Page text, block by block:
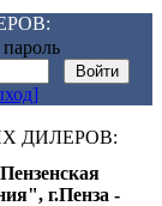
ДИЛЕРОВ:
г.Пенза -